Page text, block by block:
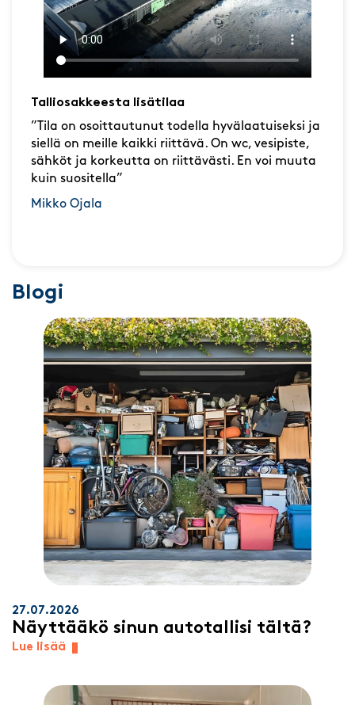
Talliosakkeesta lisätilaa
”Tila on osoittautunut todella hyvälaatuiseksi ja
siellä on meille kaikki riittävä. On wc, vesipiste,
sähköt ja korkeutta on riittävästi. En voi muuta
kuin suositella”
Mikko Ojala
Blogi
27.07.2026
Näyttääkö sinun autotallisi tältä?
Lue lisää